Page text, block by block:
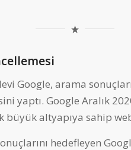
Google, arama
yaptı. Google Aralık
büyük altyapıya sahip
hedefleyen